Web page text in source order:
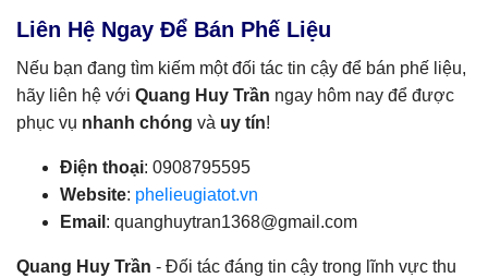
Liên Hệ Ngay Để Bán Phế Liệu
Nếu bạn đang tìm kiếm một đối tác tin cậy để bán phế liệu,
hãy liên hệ với Quang Huy Trần ngay hôm nay để được
phục vụ nhanh chóng và uy tín!
Điện thoại: 0908795595
Website: phelieugiatot.vn
Email : quanghuytran1368@gmail.com
Quang Huy Trần - Đối tác đáng tin cậy trong lĩnh vực thu